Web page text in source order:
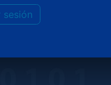
sesión